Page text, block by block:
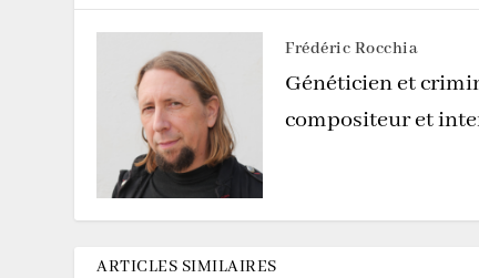
Frédéric Rocchia
Généticien et
compositeur et
ARTICLES SIMILAIRES